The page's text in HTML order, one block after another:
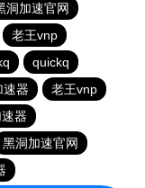
洞加速官网
老王vnp
quickq
速器
老王vnp
器
黑洞加速官网